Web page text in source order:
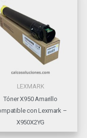
LEXMARK
Tóner X950 Amarillo
con Lexmark –
X950X2YG